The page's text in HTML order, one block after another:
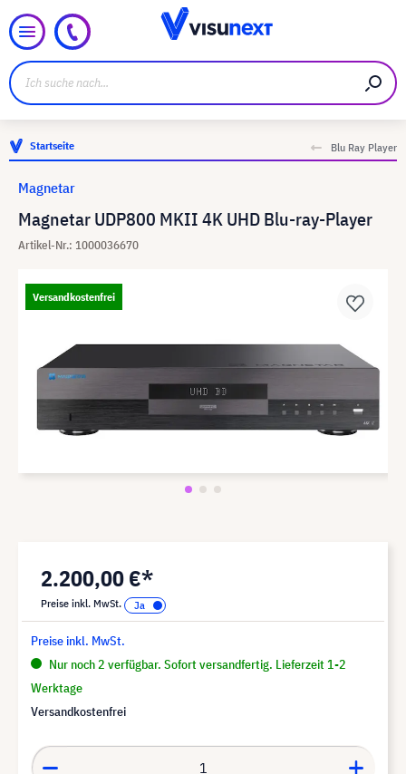
Startseite Blu Ray Player
Magnetar UDP800 MKII 4K UHD Blu-ray-Player
Artikel-Nr.: 1000036670
Magnetar
Versandkostenfrei
2.200,00 €*
Preise inkl. MwSt.
Preise inkl. MwSt.
Nur noch 2 verfügbar. Sofort versandfertig. Lieferzeit 1-2
Werktage
Versandkostenfrei